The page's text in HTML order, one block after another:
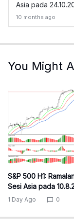
Asia pada
10 months ago
You Might
S&P 500 H1:
Sesi Asia pada
1 Day Ago 0